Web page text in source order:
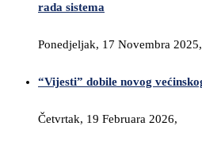
rada sistema
Ponedjeljak, 17 Novembra 2025,
“Vijesti” dobile novog
Četvrtak, 19 Februara 2026,